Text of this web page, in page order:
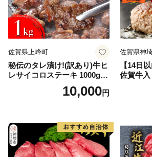
佐賀県上峰町
秘伝のタレ漬け!(訳あり)牛ヒ
レサイコロステーキ 1000g
10,000円
佐賀県神
【14日
佐賀牛
黒毛和
気】